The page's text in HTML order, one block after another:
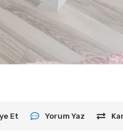
Et Yorum Yaz